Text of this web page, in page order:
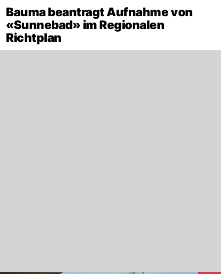
Bauma beantragt Aufnahme von
«Sunnebad» im Regionalen
Richtplan